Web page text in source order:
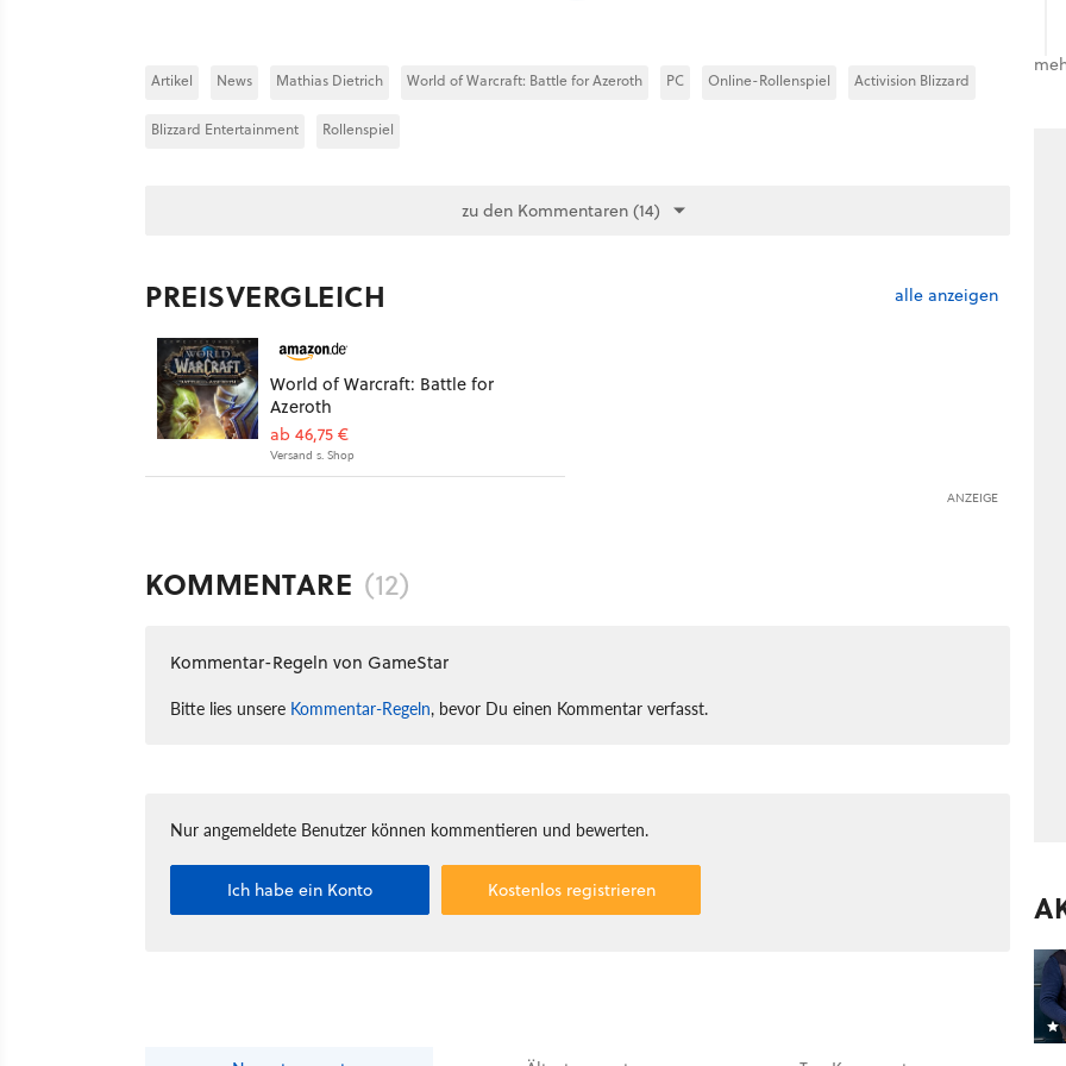
Artikel News Mathias Dietrich World of Warcraft: Battle for Azeroth PC Online-Rollenspiel Activision Blizzard
Blizzard Entertainment Rollenspiel
zu den Kommentaren (14)
PREISVERGLEICH alle anzeigen
World of Warcraft: Battle for
Azeroth
ab 46,75 €
Versand s. Shop
ANZEIGE
KOMMENTARE (12)
Kommentar-Regeln von GameStar
Bitte lies unsere Kommentar-Regeln, bevor Du einen Kommentar verfasst.
Nur angemeldete Benutzer können kommentieren und bewerten.
Ich habe ein Konto Kostenlos registrieren